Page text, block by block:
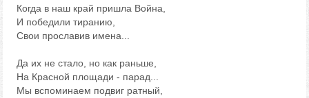
Когда в наш край пришла Война,
И победили тиранию,
Свои прославив имена...
Да их не стало, но как раньше,
На Красной площади - парад...
Мы вспоминаем подвиг ратный,